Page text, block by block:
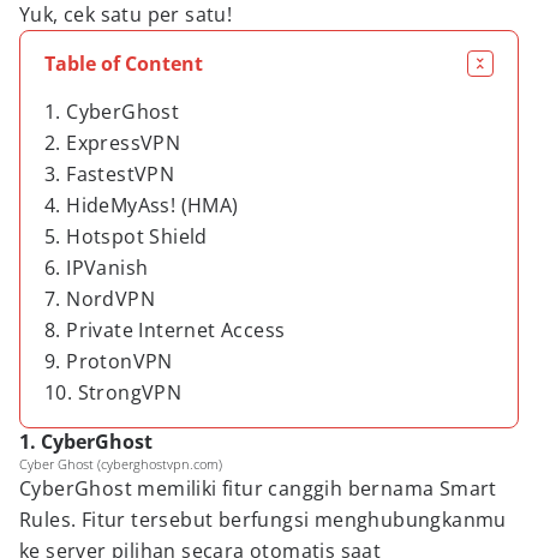
Yuk, cek satu per satu!
Table of Content
1. CyberGhost
2. ExpressVPN
3. FastestVPN
4. HideMyAss! (HMA)
5. Hotspot Shield
6. IPVanish
7. NordVPN
8. Private Internet Access
9. ProtonVPN
10. StrongVPN
1. CyberGhost
Cyber Ghost (cyberghostvpn.com)
CyberGhost memiliki fitur canggih bernama Smart
Rules. Fitur tersebut berfungsi menghubungkanmu
ke server pilihan secara otomatis saat